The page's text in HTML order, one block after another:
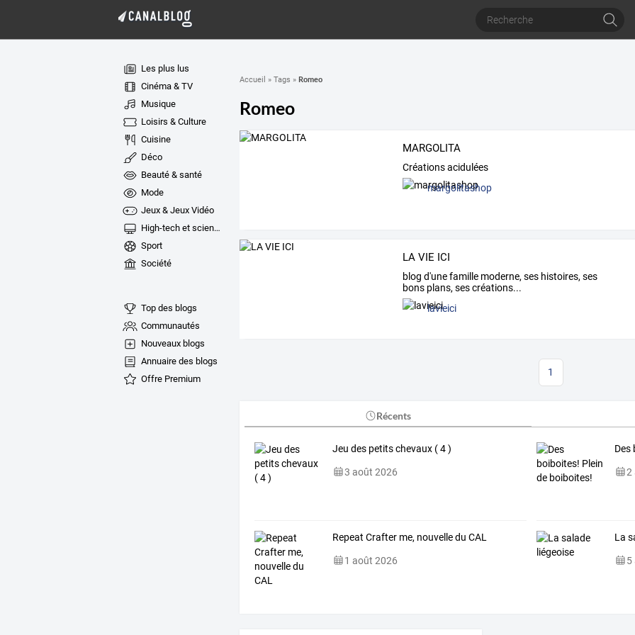
Les plus lus
Cinéma & TV
Musique
Loisirs & Culture
Cuisine
Déco
Beauté & santé
Mode
Jeux & Jeux Vidéo
High-tech et sciences
Sport
Société
Top des blogs
Communautés
Nouveaux blogs
Annuaire des blogs
Offre Premium
Accueil » Tags » Romeo
Romeo
MARGOLITA
Créations acidulées
margolitashop
LA VIE ICI
blog d'une famille moderne, ses histoires, ses
bons plans, ses créations...
lavieici
1
Récents
Jeu des petits chevaux ( 4 )
3 août 2026
Des
2
Repeat Crafter me, nouvelle du CAL
1 août 2026
La
5